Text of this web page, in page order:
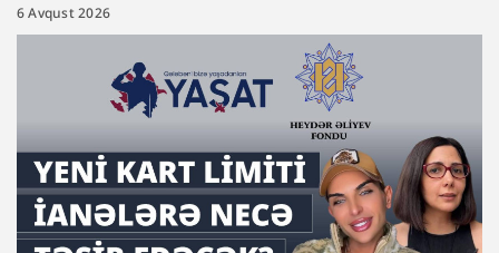
6 Avqust 2026